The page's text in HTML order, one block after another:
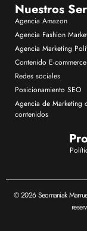
Nuestros
Agencia Amazon
Agencia Fashion
Agencia Marketing
Contenido E-commerce
Redes sociales
Posicionamiento SEO
Agencia de Marketing
contenidos
© 2026 Seomaniak